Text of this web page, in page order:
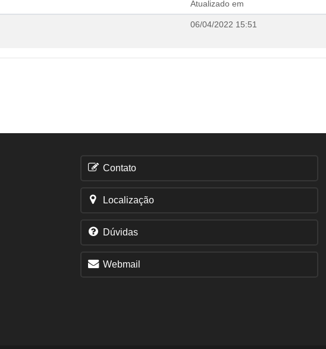
Atualizado em
06/04/2022 15:51
Contato
Localização
Dúvidas
Webmail